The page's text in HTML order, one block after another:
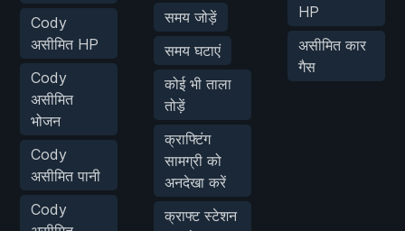
Cody
असीमित HP
Cody
असीमित
भोजन
Cody
असीमित पानी
Cody
समय जोड़ें
समय घटाएं
कोई भी ताला
तोड़ें
क्राफ्टिंग
सामग्री को
अनदेखा करें
क्राफ्ट स्टेशन
HP
असीमित कार
गैस